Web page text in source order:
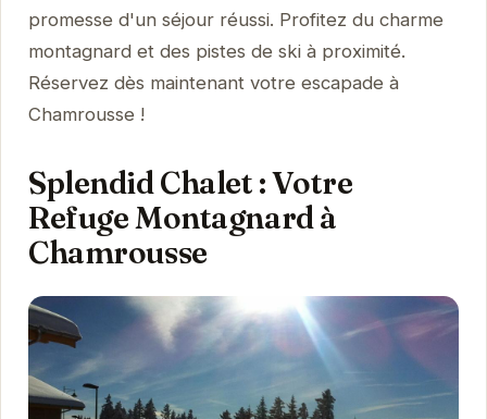
promesse d'un séjour réussi. Profitez du charme
montagnard et des pistes de ski à proximité.
Réservez dès maintenant votre escapade à
Chamrousse !
Splendid Chalet : Votre
Refuge Montagnard à
Chamrousse